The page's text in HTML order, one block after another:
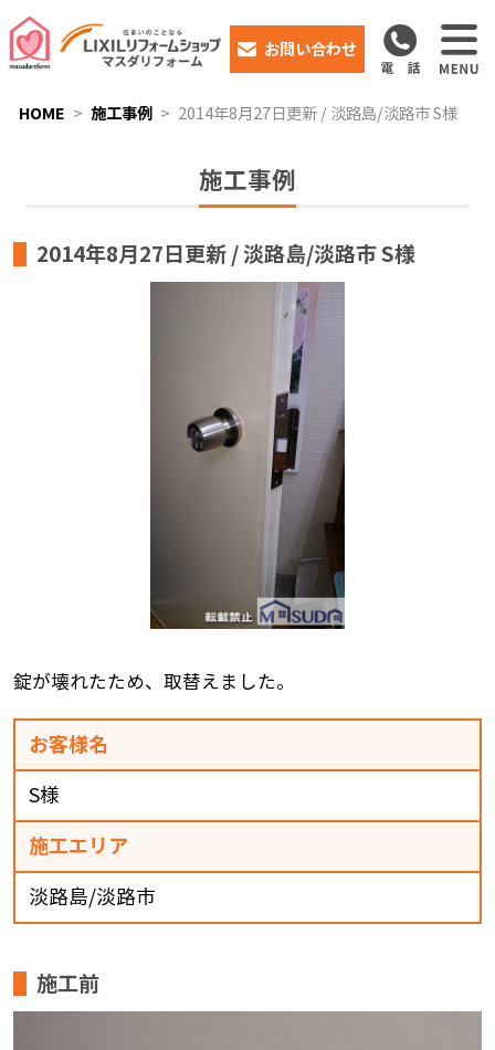
お問い合わせ
HOME 施工事例 2014年8月27日更新 / 淡路島/淡路市 S様
施工事例
2014年8月27日更新 / 淡路島/淡路市 S様
錠が壊れたため、取替えました。
お客様名
S様
施工エリア
淡路島/淡路市
施工前